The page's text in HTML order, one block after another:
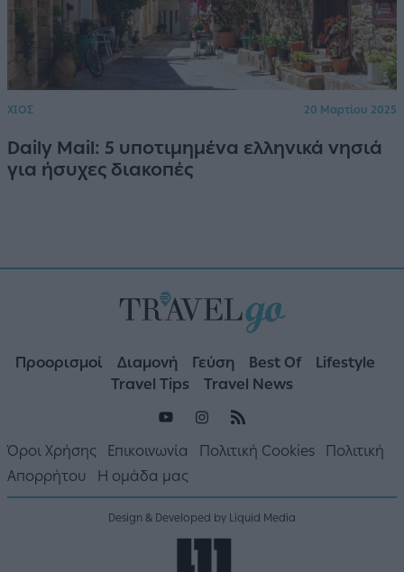
ΧΙΟΣ 20 Μαρτίου 2025
Daily Mail: 5 υποτιμημένα ελληνικά νησιά
για ήσυχες διακοπές
Προορισμοί Διαμονή Γεύση Best Of
Lifestyle
Travel Tips
Travel News
Όροι Χρήσης Επικοινωνία Πολιτική Cookies
Πολιτική
Απορρήτου
Η ομάδα μας
Design & Developed by Liquid Media